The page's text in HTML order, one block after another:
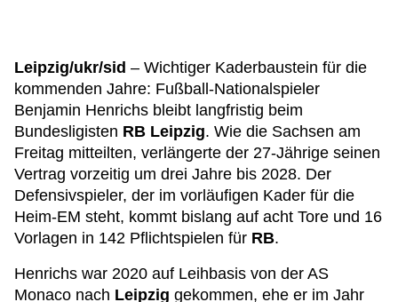
Leipzig/ukr/sid – Wichtiger Kaderbaustein für die
kommenden Jahre: Fußball-Nationalspieler
Benjamin Henrichs bleibt langfristig beim
Bundesligisten RB Leipzig. Wie die Sachsen am
Freitag mitteilten, verlängerte der 27-Jährige seinen
Vertrag vorzeitig um drei Jahre bis 2028. Der
Defensivspieler, der im vorläufigen Kader für die
Heim-EM steht, kommt bislang auf acht Tore und 16
Vorlagen in 142 Pflichtspielen für RB.
Henrichs war 2020 auf Leihbasis von der AS
Monaco nach Leipzig gekommen, ehe er im Jahr